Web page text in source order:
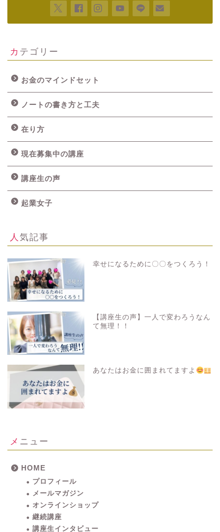
カテゴリー
お金のマインドセット
ノートの書き方と工夫
在り方
現在募集中の講座
講座生の声
起業女子
人気記事
幸せになるために〇〇をつくろう！
【講座生の声】一人で変わろうなん
て無理！！
あなたはお金に囲まれてますよ
メニュー
HOME
プロフィール
メールマガジン
オンラインショップ
継続講座
講座生インタビュー